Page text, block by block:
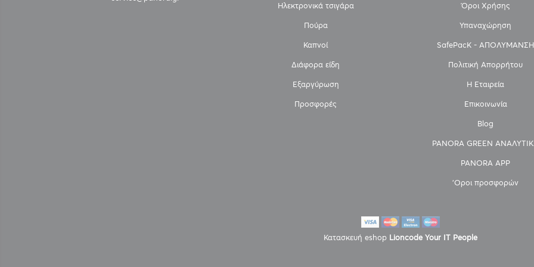
Ηλεκτρονικά τσιγάρα
Πούρα
Καπνοί
Διάφορα είδη
Εξαργύρωση
Προσφορές
Όροι Χρήσης
Υπαναχώρηση
SafePacK - ΑΠΟΛΥΜΑΝΣΗ
Πολιτική Απορρήτου
Η Εταιρεία
Επικοινωνία
Blog
PANORA GREEN
PANORA APP
'Οροι προσφορών
Κατασκευή eshop Lioncode Your IT People